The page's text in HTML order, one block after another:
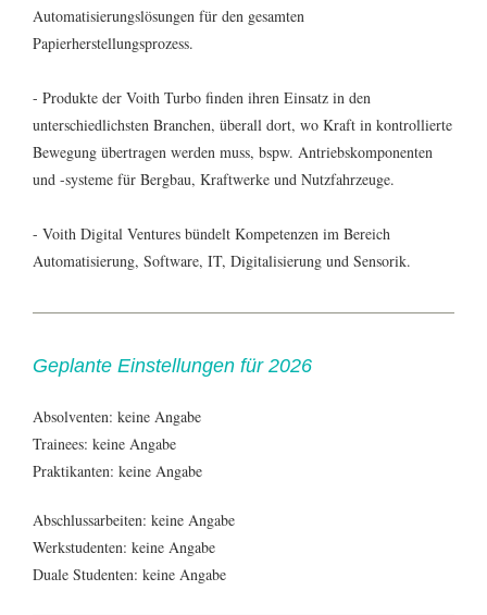
Automatisierungslösungen für den gesamten
Papierherstellungsprozess.
- Produkte der Voith Turbo finden ihren Einsatz in den
unterschiedlichsten Branchen, überall dort, wo Kraft in kontrollierte
Bewegung übertragen werden muss, bspw. Antriebskomponenten
und -systeme für Bergbau, Kraftwerke und Nutzfahrzeuge.
- Voith Digital Ventures bündelt Kompetenzen im Bereich
Automatisierung, Software, IT, Digitalisierung und Sensorik.
Geplante Einstellungen für 2026
Absolventen: keine Angabe
Trainees: keine Angabe
Praktikanten: keine Angabe
Abschlussarbeiten: keine Angabe
Werkstudenten: keine Angabe
Duale Studenten: keine Angabe